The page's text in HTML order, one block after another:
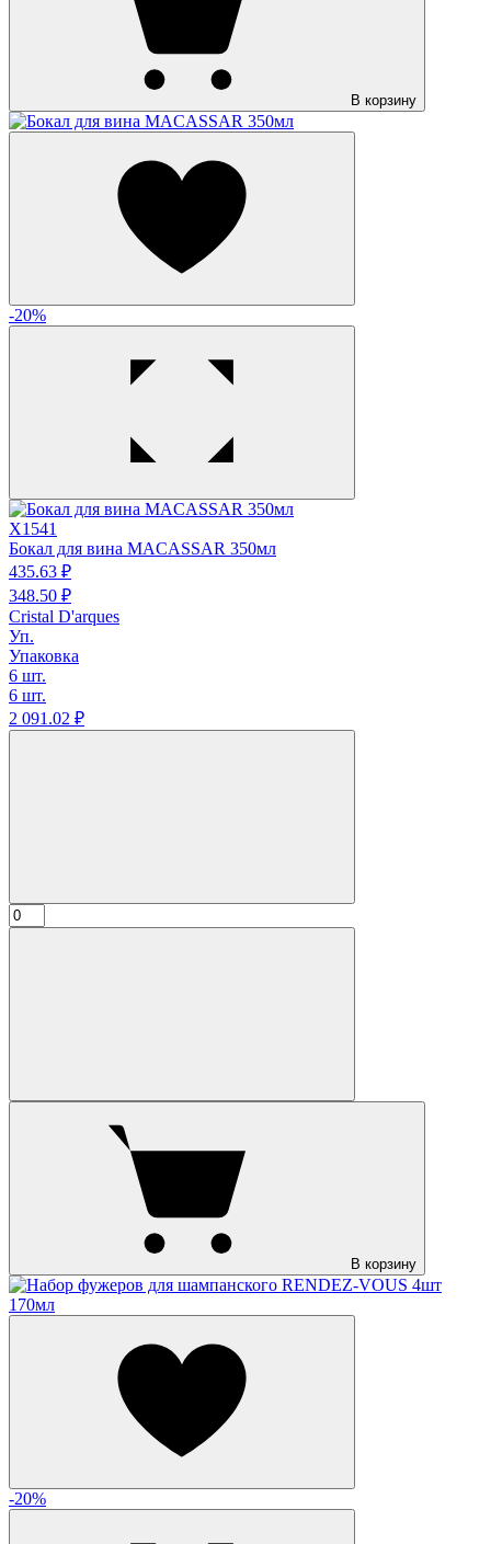
В корзину
-20%
X1541
Бокал для вина MACASSAR 350мл
435.63 ₽
348.50 ₽
Cristal D'arques
Уп.
Упаковка
6 шт.
6 шт.
2 091.02 ₽
В корзину
-20%